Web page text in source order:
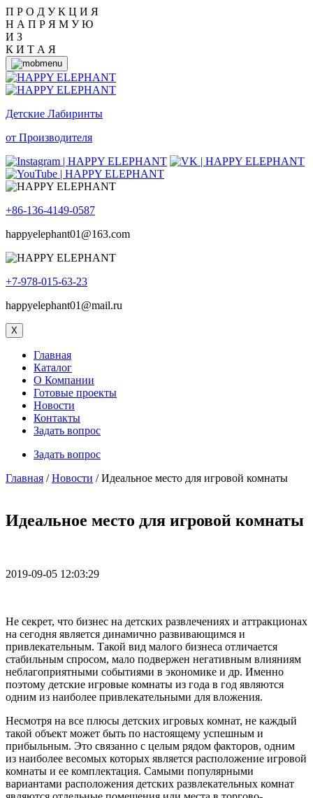
П Р О Д У К Ц И Я
Н А П Р Я М У Ю
И З
К И Т А Я
Детские Лабиринты
от Производителя
+86-136-4149-0587
happyelephant01@163.com
+7-978-015-63-23
happyelephant01@mail.ru
X
Главная
Каталог
О Компании
Готовые проекты
Новости
Контакты
Задать вопрос
Задать вопрос
Главная /Новости / Идеальное место для игровой комнаты
Идеальное место для игровой комнаты
2019-09-05 12:03:29
Не секрет, что бизнес на детских развлечениях и аттракционах
на сегодня является динамично развивающимся и
привлекательным. Такой вид малого бизнеса отличается
стабильным спросом, мало подвержен негативным влияниям
неблагоприятными событиями в экономике и др. Именно
поэтому детские игровые комнаты из года в год являются
одним из наиболее привлекательными для вложения.
Несмотря на все плюсы детских игровых комнат, не каждый
такой объект может быть по настоящему успешным и
прибыльным. Это связанно с целым рядом факторов, одним
из наиболее весомых которых является расположение игровой
комнаты и ее комплектация. Самыми популярными
вариантами расположения детских развлекательных комнат